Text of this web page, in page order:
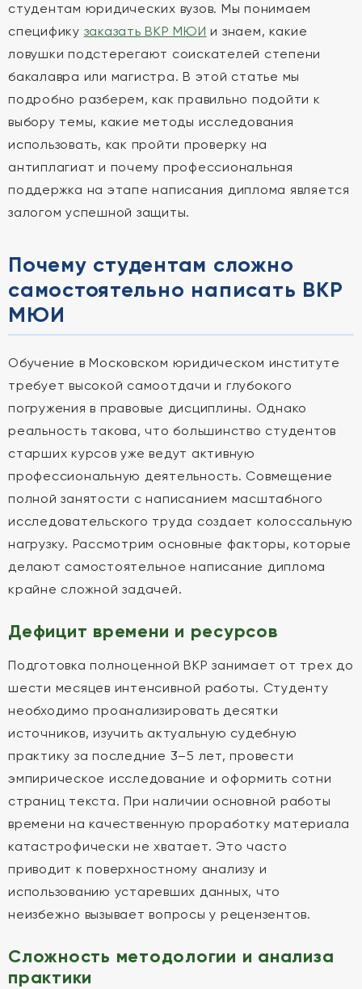
студентам юридических вузов. Мы понимаем
специфику заказать ВКР МЮИ и знаем, какие
ловушки подстерегают соискателей степени
бакалавра или магистра. В этой статье мы
подробно разберем, как правильно подойти к
выбору темы, какие методы исследования
использовать, как пройти проверку на
антиплагиат и почему профессиональная
поддержка на этапе написания диплома является
залогом успешной защиты.
Почему студентам сложно
самостоятельно написать ВКР
МЮИ
Обучение в Московском юридическом институте
требует высокой самоотдачи и глубокого
погружения в правовые дисциплины. Однако
реальность такова, что большинство студентов
старших курсов уже ведут активную
профессиональную деятельность. Совмещение
полной занятости с написанием масштабного
исследовательского труда создает колоссальную
нагрузку. Рассмотрим основные факторы, которые
делают самостоятельное написание диплома
крайне сложной задачей.
Дефицит времени и ресурсов
Подготовка полноценной ВКР занимает от трех до
шести месяцев интенсивной работы. Студенту
необходимо проанализировать десятки
источников, изучить актуальную судебную
практику за последние 3–5 лет, провести
эмпирическое исследование и оформить сотни
страниц текста. При наличии основной работы
времени на качественную проработку материала
катастрофически не хватает. Это часто
приводит к поверхностному анализу и
использованию устаревших данных, что
неизбежно вызывает вопросы у рецензентов.
Сложность методологии и анализа
практики